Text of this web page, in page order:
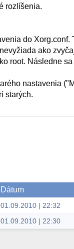
rozlíšenia.
do
ako
root. Následne
nastavenia
starých.
Dátum
01.09.2010 | 22:32
01.09.2010 | 22:30